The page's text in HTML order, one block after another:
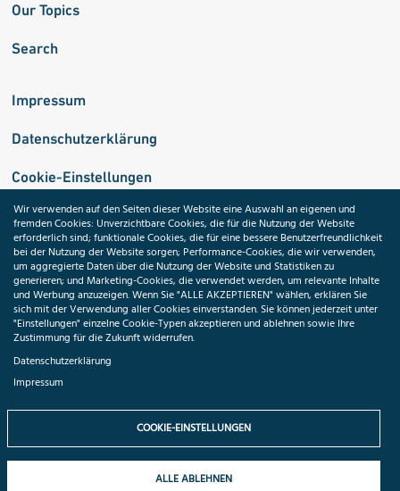
Our Topics
Search
Impressum
Datenschutzerklärung
Cookie-Einstellungen
Medizininformatik-Initiative
ToolPool Gesundheitsforschung
Folgen Sie uns:
Wir verwenden auf den Seiten dieser Website eine Auswahl an eigenen und
fremden Cookies: Unverzichtbare Cookies, die für die Nutzung der Website
erforderlich sind; funktionale Cookies, die für eine bessere Benutzerfreundlichkeit
bei der Nutzung der Website sorgen; Performance-Cookies, die wir verwenden,
um aggregierte Daten über die Nutzung der Website und Statistiken zu
generieren; und Marketing-Cookies, die verwendet werden, um relevante Inhalte
und Werbung anzuzeigen. Wenn Sie "ALLE AKZEPTIEREN" wählen, erklären Sie
sich mit der Verwendung aller Cookies einverstanden. Sie können jederzeit unter
"Einstellungen" einzelne Cookie-Typen akzeptieren und ablehnen sowie Ihre
Zustimmung für die Zukunft widerrufen.
Datenschutzerklärung
Impressum
COOKIE-EINSTELLUNGEN
ALLE ABLEHNEN